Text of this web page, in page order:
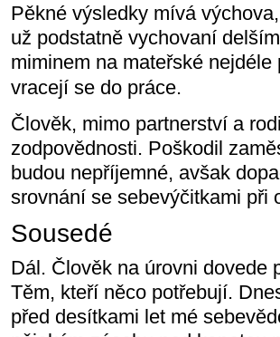
Pěkné výsledky mívá
už podstatně vychovaní
miminem na mateřské
vracejí se do práce.
Člověk, mimo partnerství a
zodpovědnosti. Poškodil
budou nepříjemné, avšak
srovnání se sebevýčitkami při
Sousedé
Dál. Člověk na úrovni dovede
Těm, kteří něco potřebují.
před desítkami let mé